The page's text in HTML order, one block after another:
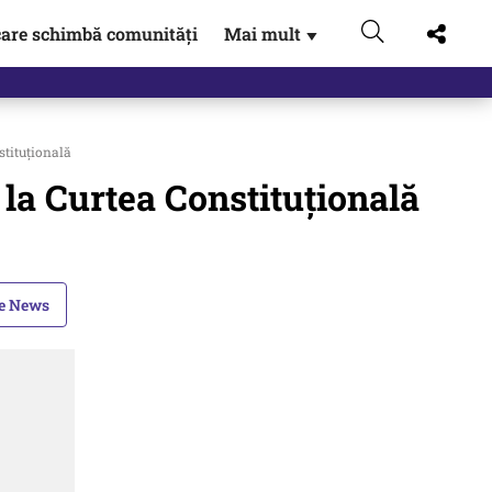
schimbă comunități Mai mult ▼
Curtea Constituțională
News